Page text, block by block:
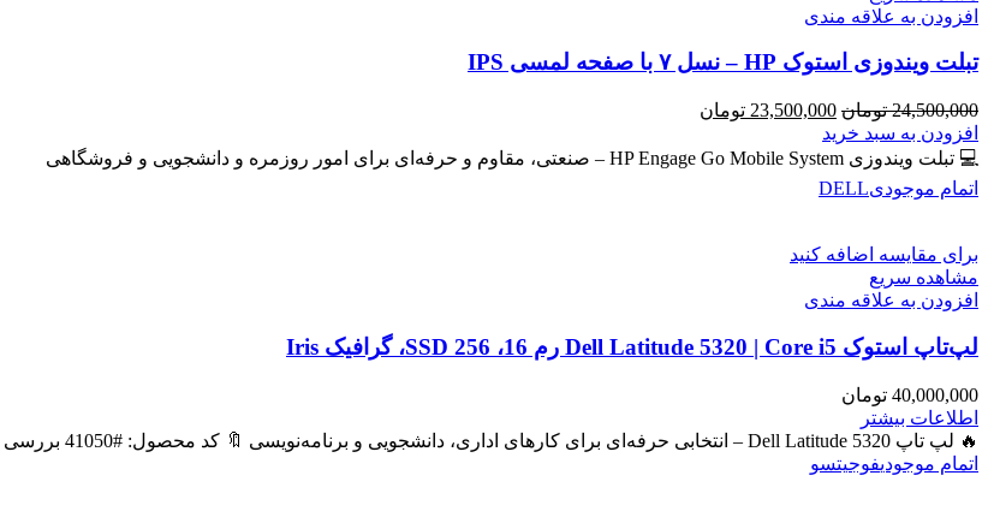
افزودن به علاقه مندی
تبلت ویندوزی استوک HP – نسل ۷ با صفحه لمسی IPS
24,500,000 تومان قیمت
اصلی
24,500,000 تومان
بود.
23,500,000 تومان
23,500,000 تومان
افزودن به سبد خرید
💻 تبلت ویندوزی HP Engage Go Mobile System – صنعتی، مقاوم و حرفه‌ای برای امور روزمره و دانشجویی و فروشگاهی
اتمام موجودیDELL
برای مقایسه اضافه کنید
مشاهده سریع
افزودن به علاقه مندی
لپ‌تاپ استوک Dell Latitude 5320 | Core i5 رم 16، SSD 256، گرافیک Iris
40,000,000 تومان
اطلاعات بیشتر
🔥 لپ تاپ Dell Latitude 5320 – انتخابی حرفه‌ای برای کارهای اداری، دانشجویی و برنامه‌نویسی 🔖 کد محصول: #41050 بررسی
اتمام موجودیفوجیتسو